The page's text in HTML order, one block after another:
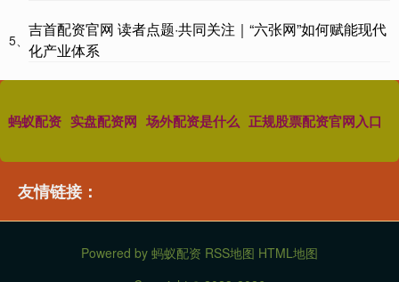
5、
吉首配资官网 读者点题·共同关注｜“六张网”如何赋能现代
化产业体系
蚂蚁配资 实盘配资网 场外配资是什么 正规股票配资官网入口
友情链接：
Powered by 蚂蚁配资 RSS地图 HTML地图